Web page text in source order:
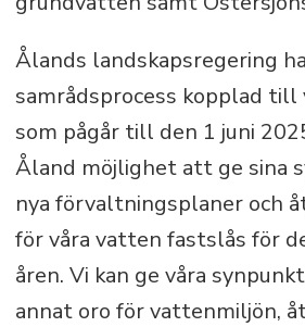
Ålands landskapsregering
samrådsprocess kopplad
som pågår till den 1 juni
Åland möjlighet att ge sina
nya förvaltningsplaner och
för våra vatten fastslås för
åren. Vi kan ge våra
annat oro för vattenmiljön,